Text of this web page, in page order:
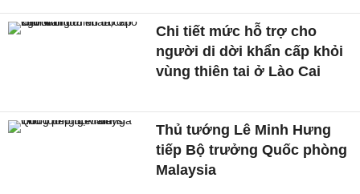
Chi tiết mức hỗ trợ cho
người di dời khẩn cấp khỏi
vùng thiên tai ở Lào Cai
Thủ tướng Lê Minh Hưng
tiếp Bộ trưởng Quốc phòng
Malaysia